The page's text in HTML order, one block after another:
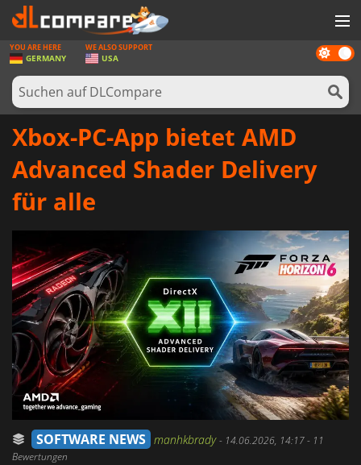
SPIELE
SPIEL KARTEN
SOFTWARE
ANMELDEN ODER REGISTRIEREN
Dark
mode
YOU ARE HERE
GERMANY
WE ALSO SUPPORT
USA
Xbox-PC-App bietet AMD
Advanced Shader Delivery
für alle
SOFTWARE NEWS manhkbrady- 14.06.2026, 14:17- 11
Bewertungen